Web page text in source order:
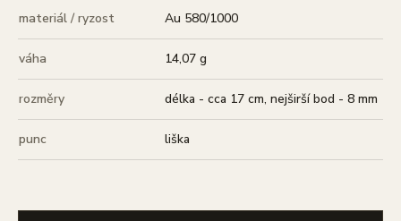
materiál / ryzost Au 580/1000
váha 14,07 g
rozměry délka - cca 17 cm, nejširší bod - 8 mm
punc liška